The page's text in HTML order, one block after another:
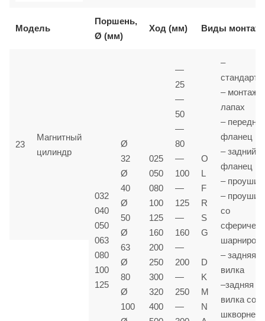
Модель
Поршень,
Ø (мм)
Ход (мм) Виды
23
Магнитный
цилиндр
032
040
050
063
080
100
125
Ø
32
Ø
40
Ø
50
Ø
63
Ø
80
Ø
100
025
050
080
100
125
160
200
250
300
320
400
—
25
—
50
—
80
—
100
—
125
—
160
—
200
—
250
—
O
L
F
R
S
G
D
K
M
N
–
– монтаж
лапах
–
фланец
– задний
фланец
–
–
со
шарниром
– задняя
вилка
–задняя
вилка со
шкворнем